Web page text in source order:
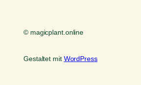
© magicplant.online
Gestaltet mit WordPress